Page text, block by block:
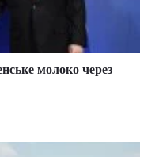
молоко через